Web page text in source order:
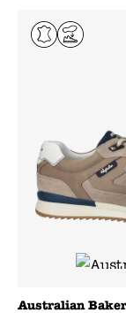
Australian